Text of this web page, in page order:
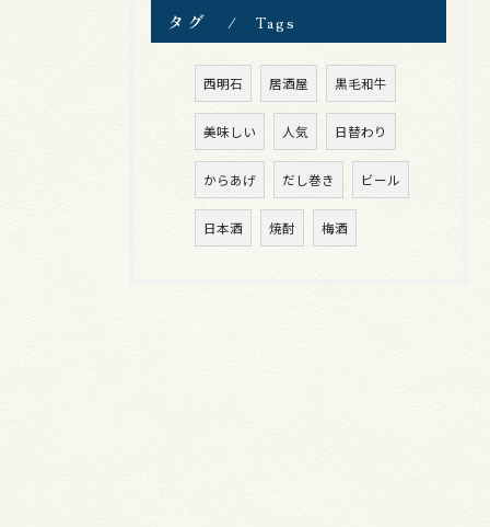
タグ Tags
西明石 居酒屋 黒毛和牛
美味しい 人気 日替わり
からあげ だし巻き ビール
日本酒 焼酎 梅酒